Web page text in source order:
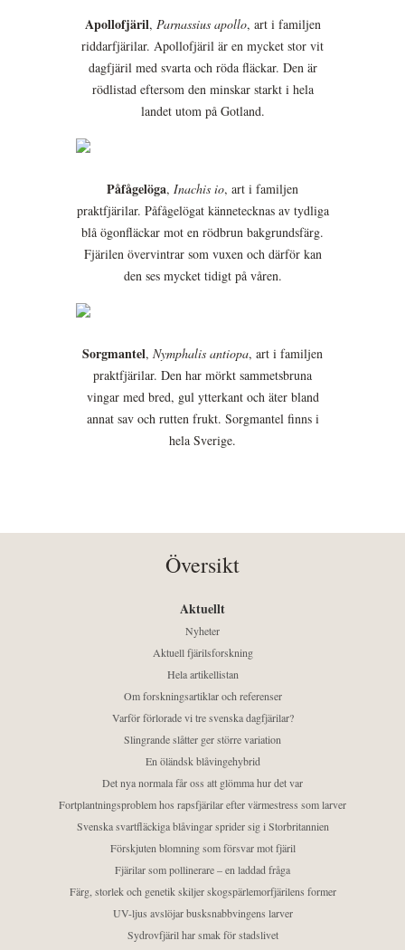
Apollofjäril, Parnassius apollo, art i familjen
riddarfjärilar. Apollofjäril är en mycket stor vit
dagfjäril med svarta och röda fläckar. Den är
rödlistad eftersom den minskar starkt i hela
landet utom på Gotland.
Påfågelöga, Inachis io, art i familjen
praktfjärilar. Påfågelögat kännetecknas av tydliga
blå ögonfläckar mot en rödbrun bakgrundsfärg.
Fjärilen övervintrar som vuxen och därför kan
den ses mycket tidigt på våren.
Sorgmantel, Nymphalis antiopa, art i familjen
praktfjärilar. Den har mörkt sammetsbruna
vingar med bred, gul ytterkant och äter bland
annat sav och rutten frukt. Sorgmantel finns i
hela Sverige.
Översikt
Aktuellt
Nyheter
Aktuell fjärilsforskning
Hela artikellistan
Om forskningsartiklar och referenser
Varför förlorade vi tre svenska dagfjärilar?
Slingrande slåtter ger större variation
En öländsk blåvingehybrid
Det nya normala får oss att glömma hur det var
Fortplantningsproblem hos rapsfjärilar efter värmestress som larver
Svenska svartfläckiga blåvingar sprider sig i Storbritannien
Förskjuten blomning som försvar mot fjäril
Fjärilar som pollinerare – en laddad fråga
Färg, storlek och genetik skiljer skogspärlemorfjärilens former
UV-ljus avslöjar busksnabbvingens larver
Sydrovfjäril har smak för stadslivet